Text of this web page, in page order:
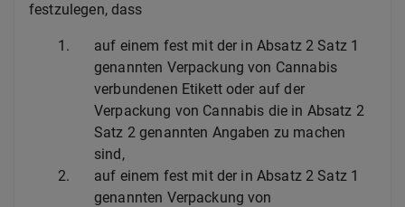
festzulegen, dass
1.
auf einem fest mit der in Absatz 2 Satz 1
genannten Verpackung von Cannabis
verbundenen Etikett oder auf der
Verpackung von Cannabis die in Absatz 2
Satz 2 genannten Angaben zu machen
sind,
2.
auf einem fest mit der in Absatz 2 Satz 1
genannten Verpackung von